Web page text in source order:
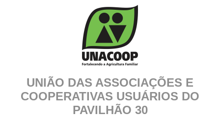
UNIÃO DAS ASSOCIAÇÕES E
COOPERATIVAS USUÁRIOS DO
PAVILHÃO 30